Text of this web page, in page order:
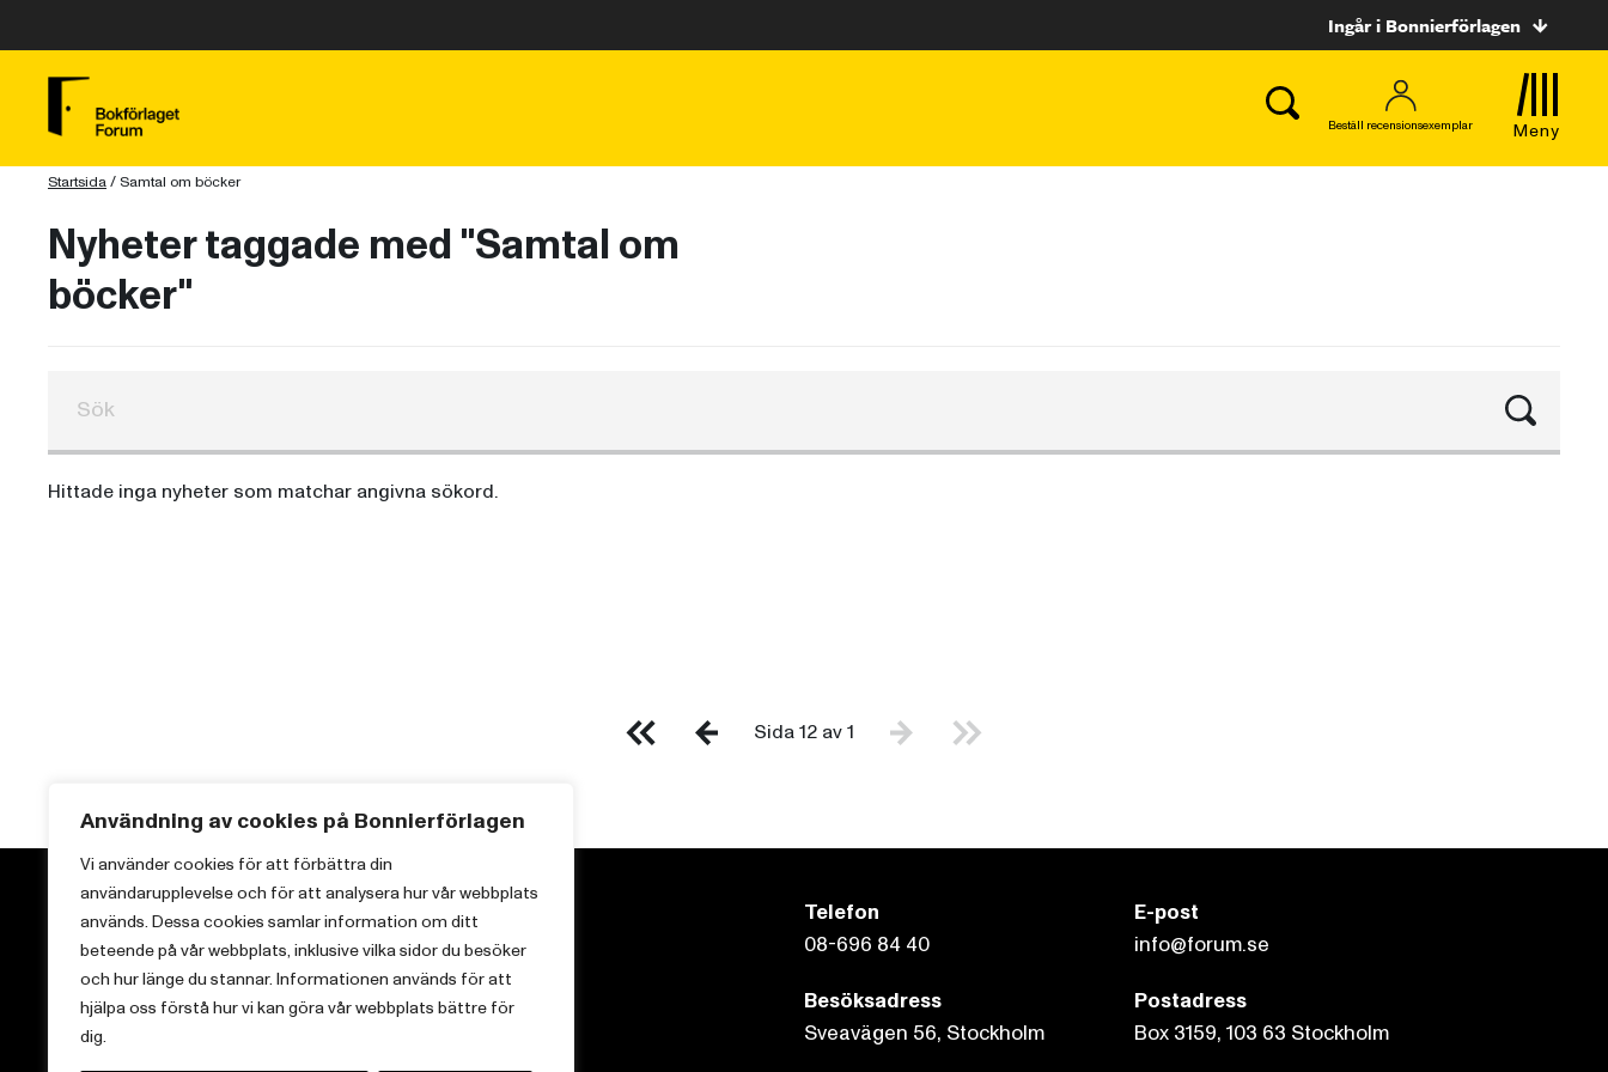
Användning av cookies på Bonnierförlagen
Vi använder cookies för att förbättra din
användarupplevelse och för att analysera hur vår webbplats
används. Dessa cookies samlar information om ditt
beteende på vår webbplats, inklusive vilka sidor du besöker
och hur länge du stannar. Informationen används för att
hjälpa oss förstå hur vi kan göra vår webbplats bättre för
dig.
Ingår i Bonnierförlagen
Beställ recensionsexemplar Meny
Startsida/Samtal om böcker
Nyheter taggade med "Samtal om
böcker"
Hittade inga nyheter som matchar angivna sökord.
Sida 12 av 1
Vi brinner för starka berättelser och att sprida
kunskap inom aktuella ämnen.
Telefon
08-696 84 40
E-post
info@forum.se
Besöksadress
Sveavägen 56, Stockholm
Postadress
Box 3159, 103 63 Stockholm